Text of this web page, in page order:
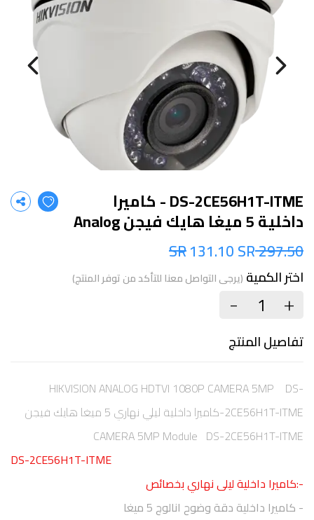
DS-2CE56H1T-ITME - كاميرا
داخلية 5 ميغا هايك فيجن Analog
297.50 SR
131.10 SR
اختر الكمية (يرجى التواصل معنا للتأكد من توفر المنتج)
+
-
تفاصيل المنتج
HIKVISION ANALOG HDTVI 1080P CAMERA 5MP DS-
2CE56H1T-ITME-كاميرا داخلية ليلي نهاري 5 ميغا هايك فيجن
CAMERA 5MP Module DS-2CE56H1T-ITME
-:كاميرا داخلية ليلى نهاري بخصائص
- كاميرا داخلية دقة وضوح انالوج 5 ميغا